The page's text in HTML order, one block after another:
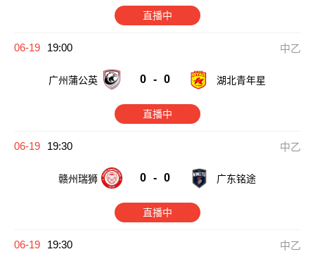
直播中
06-19 19:00 中乙
广州蒲公英 0 - 0 湖北青年星
直播中
06-19 19:30 中乙
赣州瑞狮 0 - 0 广东铭途
直播中
06-19 19:30 中乙